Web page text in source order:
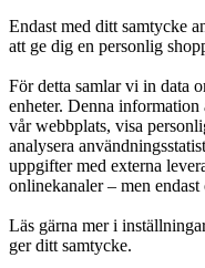
Endast med ditt samtycke
att ge dig en personlig
För detta samlar vi in data
enheter. Denna
vår webbplats, visa
analysera
uppgifter med externa
onlinekanaler – men endast
Läs gärna mer i
ger ditt samtycke.